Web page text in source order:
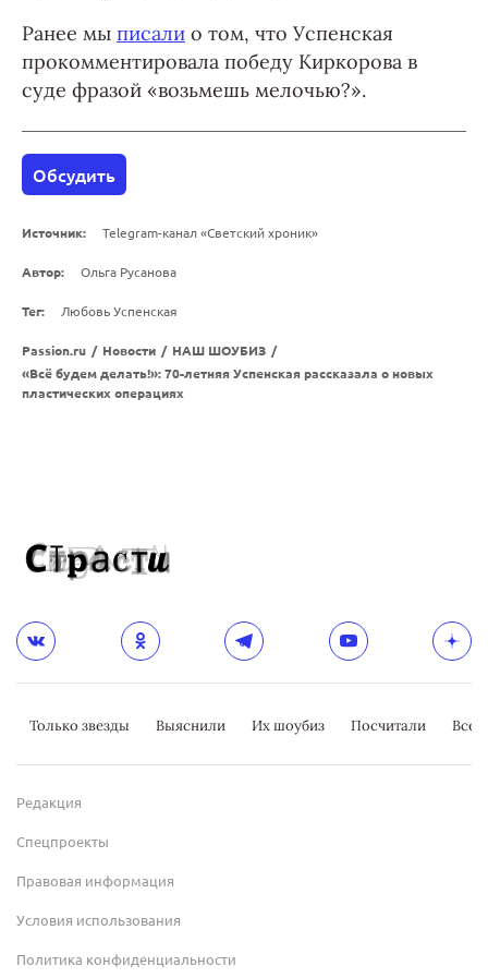
Ранее мы писали о том, что Успенская
прокомментировала победу Киркорова в
суде фразой «возьмешь мелочью?».
Обсудить
Источник: Telegram-канал «Светский хроник»
Автор: Ольга Русанова
Тег: Любовь Успенская
Passion.ru / Новости / НАШ ШОУБИЗ /
«Всё будем делать!»: 70-летняя Успенская рассказала о новых
пластических операциях
Только звезды Выяснили Их шоубиз Посчитали
Редакция
Спецпроекты
Правовая информация
Условия использования
Политика конфиденциальности